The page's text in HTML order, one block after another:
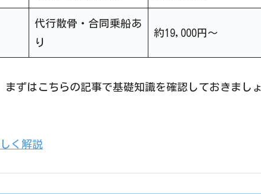
代行散骨・合同乗船あ
り
約19,000円～
ずはこちらの記事で基礎知識を確認しておきましょ
く解説